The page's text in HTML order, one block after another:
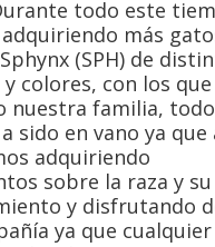
todo este
más
(SPH) de
colores, con los
nuestra familia,
sido en vano ya que
adquiriendo
sobre la raza y su
y disfrutando
ya que cualquier